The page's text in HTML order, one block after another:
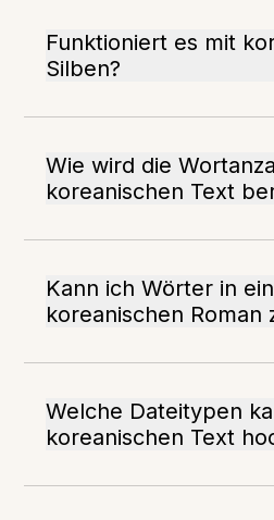
Funktioniert es mit
Silben?
Wie wird die
koreanischen Text
Kann ich Wörter in
koreanischen Roman
Welche Dateitypen
koreanischen Text